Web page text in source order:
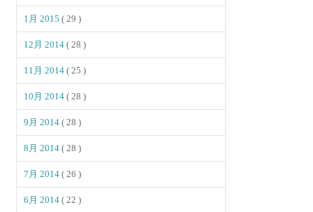
1月 2015( 29 )
12月 2014( 28 )
11月 2014( 25 )
10月 2014( 28 )
9月 2014( 28 )
8月 2014( 28 )
7月 2014( 26 )
6月 2014( 22 )